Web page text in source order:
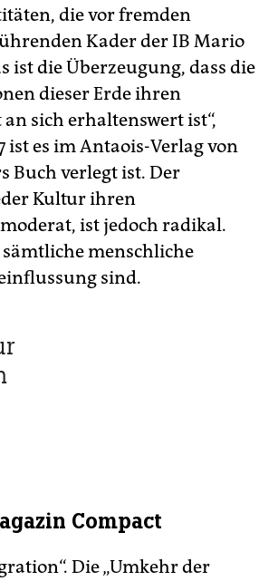
die vor fremden
Kader der IB Mario
die Überzeugung, dass die
dieser Erde ihren
sich erhaltenswert ist“,
ist es im Antaois-Verlag von
Buch verlegt ist. Der
Kultur ihren
ist jedoch radikal.
menschliche
sind.
Compact
Die „Umkehr der